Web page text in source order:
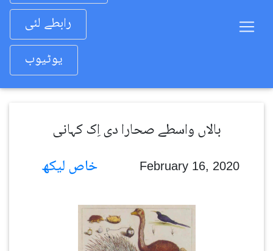
رابطے لئی
یوٹیوب
بالاں واسطے صحارا دی اِک کہانی
February 16, 2020